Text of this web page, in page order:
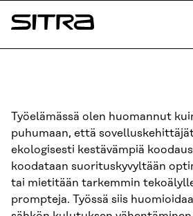
Siirry
suoraan
Sitra
Työelämässä olen huomannut
puhumaan, että
ekologisesti kestävämpiä
koodataan suorituskyvyltään
tai mietitään tarkemmin
prompteja. Työssä siis